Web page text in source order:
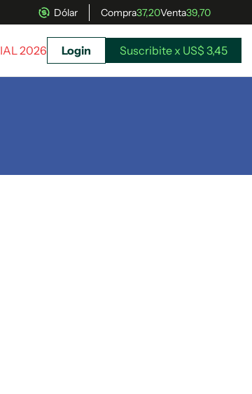
Dólar Compra37,20Venta39,70
2026 Login Suscribite x US$ 3,45